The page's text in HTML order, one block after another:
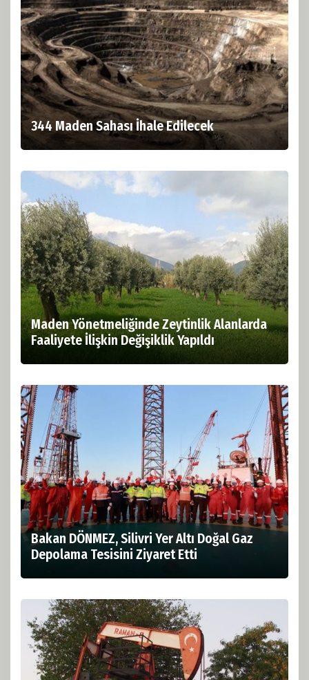
344 Maden Sahası İhale Edilecek
Maden Yönetmeliğinde Zeytinlik Alanlarda
Faaliyete İlişkin Değişiklik Yapıldı
Bakan DÖNMEZ, Silivri Yer Altı Doğal Gaz
Depolama Tesisini Ziyaret Etti